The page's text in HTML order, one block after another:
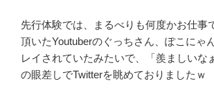
先行体験では、まるべりも何度かお仕事
頂いたYoutuberのぐっちさん、ぽこにゃ
レイされていたみたいで、「羨ましいな
の眼差しでTwitterを眺めておりましたｗ